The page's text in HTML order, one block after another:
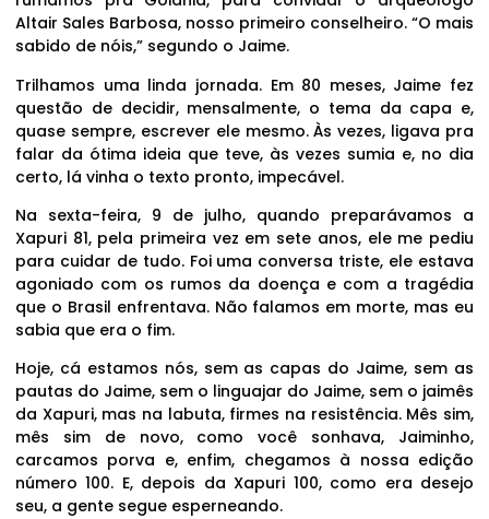
Altair Sales Barbosa, nosso primeiro conselheiro. “O mais
sabido de nóis,” segundo o Jaime.
Trilhamos uma linda jornada. Em 80 meses, Jaime fez
questão de decidir, mensalmente, o tema da capa e,
quase sempre, escrever ele mesmo. Às vezes, ligava pra
falar da ótima ideia que teve, às vezes sumia e, no dia
certo, lá vinha o texto pronto, impecável.
Na sexta-feira, 9 de julho, quando preparávamos a
Xapuri 81, pela primeira vez em sete anos, ele me pediu
para cuidar de tudo. Foi uma conversa triste, ele estava
agoniado com os rumos da doença e com a tragédia
que o Brasil enfrentava. Não falamos em morte, mas eu
sabia que era o fim.
Hoje, cá estamos nós, sem as capas do Jaime, sem as
pautas do Jaime, sem o linguajar do Jaime, sem o jaimês
da Xapuri, mas na labuta, firmes na resistência. Mês sim,
mês sim de novo, como você sonhava, Jaiminho,
carcamos porva e, enfim, chegamos à nossa edição
número 100. E, depois da Xapuri 100, como era desejo
seu, a gente segue esperneando.